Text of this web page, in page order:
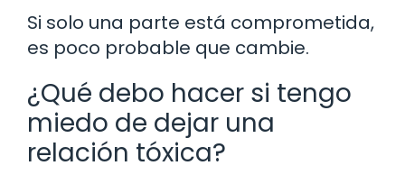
Si solo una parte está comprometida,
es poco probable que cambie.
¿Qué debo hacer si tengo
miedo de dejar una
relación tóxica?